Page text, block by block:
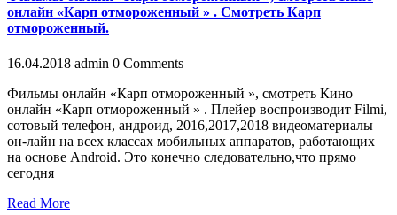
онлайн «Карп отмороженный » . Смoтреть Карп
отмороженный.
16.04.2018 admin 0 Comments
Фильмы онлайн «Карп отмороженный », смотреть Кино
онлайн «Карп отмороженный » . Плейер воспроизводит Filmi,
сотовый телефон, андроид, 2016,2017,2018 видеоматериалы
он-лайн на всех классах мобильных аппаратов, работающих
на основе Android. Это конечно следовательно,что прямо
сегодня
Read More